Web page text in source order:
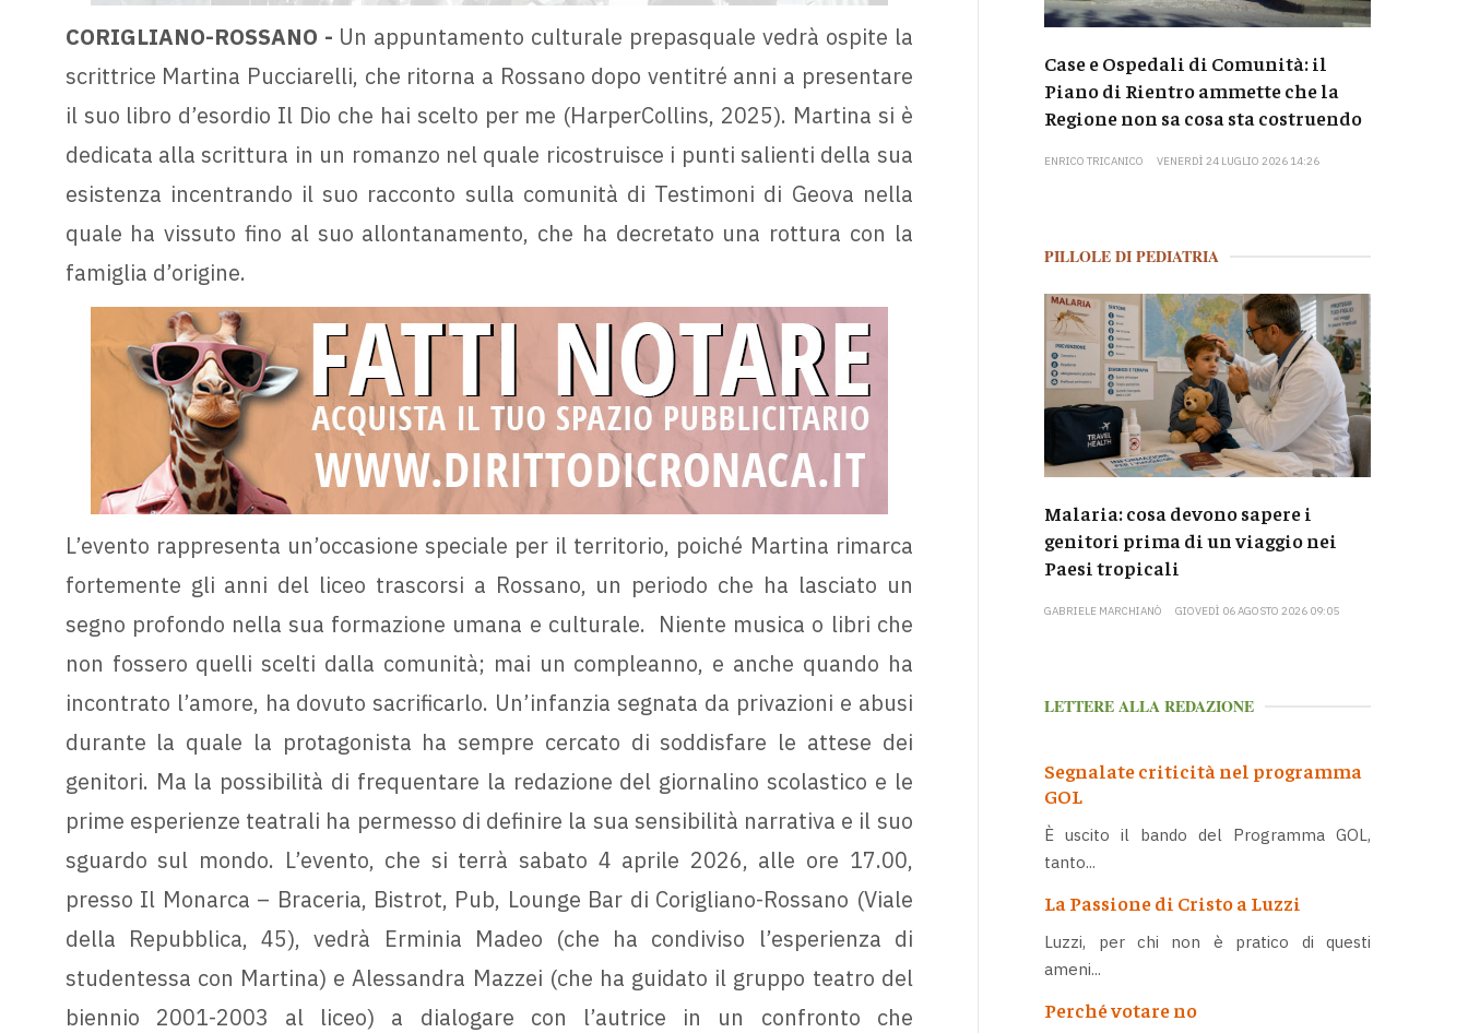
CORIGLIANO-ROSSANO - Un appuntamento culturale prepasquale vedrà ospite la
scrittrice Martina Pucciarelli, che ritorna a Rossano dopo ventitré anni a presentare
il suo libro d’esordio Il Dio che hai scelto per me (HarperCollins, 2025). Martina si è
dedicata alla scrittura in un romanzo nel quale ricostruisce i punti salienti della sua
esistenza incentrando il suo racconto sulla comunità di Testimoni di Geova nella
quale ha vissuto fino al suo allontanamento, che ha decretato una rottura con la
famiglia d’origine.
L’evento rappresenta un’occasione speciale per il territorio, poiché Martina rimarca
fortemente gli anni del liceo trascorsi a Rossano, un periodo che ha lasciato un
segno profondo nella sua formazione umana e culturale. Niente musica o libri che
non fossero quelli scelti dalla comunità; mai un compleanno, e anche quando ha
incontrato l’amore, ha dovuto sacrificarlo. Un’infanzia segnata da privazioni e abusi
durante la quale la protagonista ha sempre cercato di soddisfare le attese dei
genitori. Ma la possibilità di frequentare la redazione del giornalino scolastico e le
prime esperienze teatrali ha permesso di definire la sua sensibilità narrativa e il suo
sguardo sul mondo. L’evento, che si terrà sabato 4 aprile 2026, alle ore 17.00,
presso Il Monarca – Braceria, Bistrot, Pub, Lounge Bar di Corigliano-Rossano (Viale
della Repubblica, 45), vedrà Erminia Madeo (che ha condiviso l’esperienza di
studentessa con Martina) e Alessandra Mazzei (che ha guidato il gruppo teatro del
biennio 2001-2003 al liceo) a dialogare con l’autrice in un confronto che
Case e Ospedali di Comunità: il
Piano di Rientro ammette che la
Regione non sa cosa sta costruendo
ENRICO TRICANICO VENERDÌ 24 LUGLIO 2026 14:26
PILLOLE DI PEDIATRIA
Malaria: cosa devono sapere i
genitori prima di un viaggio nei
Paesi tropicali
GABRIELE MARCHIANÒ GIOVEDÌ 06 AGOSTO 2026 09:05
LETTERE ALLA REDAZIONE
Segnalate criticità nel programma
GOL
È uscito il bando del Programma GOL,
tanto...
La Passione di Cristo a Luzzi
Luzzi, per chi non è pratico di questi
ameni...
Perché votare no